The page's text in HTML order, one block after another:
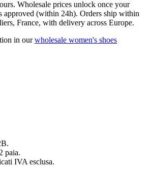
Wholesale prices unlock once your
approved (within 24h). Orders ship within
France, with delivery across Europe.
in our wholesale women's shoes
paia.
IVA esclusa.